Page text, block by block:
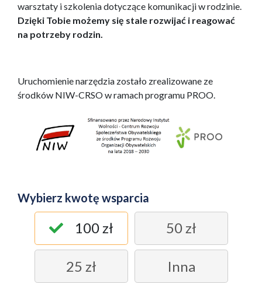
warsztaty i szkolenia dotyczące komunikacji w rodzinie.
Dzięki Tobie możemy się stale rozwijać i reagować
na potrzeby rodzin.
Uruchomienie narzędzia zostało zrealizowane ze
środków NIW-CRSO w ramach programu PROO.
Wybierz kwotę wsparcia
100 zł 50 zł
25 zł Inna